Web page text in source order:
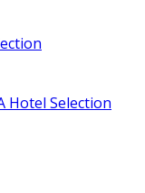
Hotel Selection